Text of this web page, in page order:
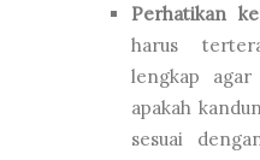
Perhatikan
harus
lengkap
apakah
sesuai